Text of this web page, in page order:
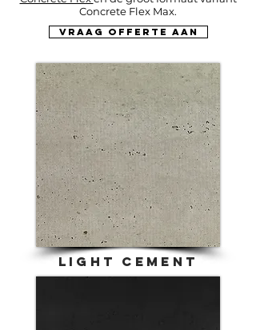
Concrete Flex Max.
vraag offerte aan
LIGHt cement